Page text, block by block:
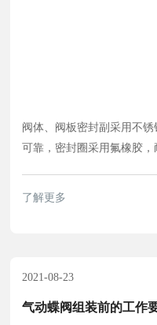
阀体、阀板密封副采用不
可靠，密封圈采用氟橡胶，
了解更多
2021-08-23
气动蝶阀组装前的工作